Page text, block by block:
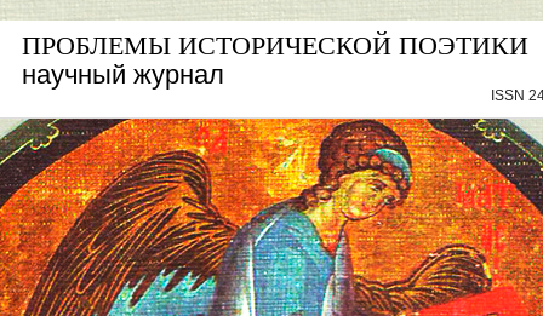
ПРОБЛЕМЫ ИСТОРИЧЕСКОЙ ПОЭТИКИ
научный журнал
ISSN